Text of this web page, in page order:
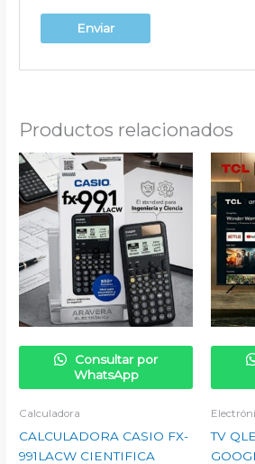
Productos relacionados
Consultar por
WhatsApp
Calculadora
CALCULADORA CASIO FX-
991LACW CIENTIFICA
TV